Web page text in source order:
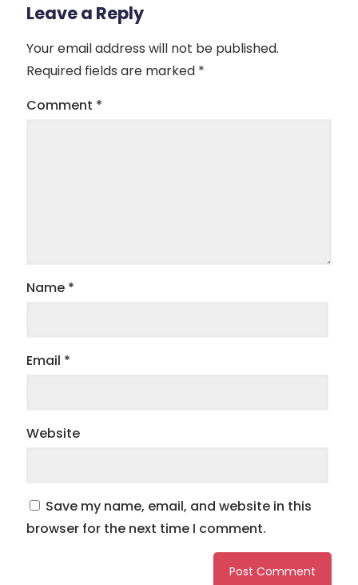
Leave a Reply
Your email address will not be published.
Required fields are marked *
Comment *
Name *
Email *
Website
Save my name, email, and website in this
browser for the next time I comment.